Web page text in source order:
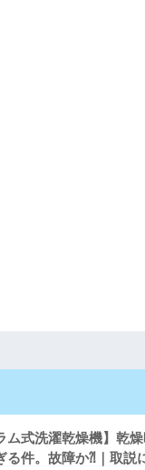
ム式洗濯乾燥機】乾
る件。故障か⁈｜取説